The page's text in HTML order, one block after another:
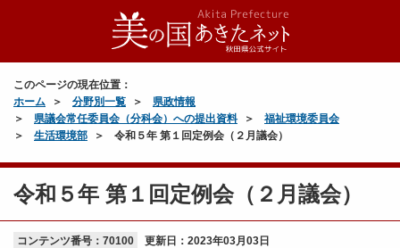
このページの現在位置：
ホーム
分野別一覧
県政情報
県議会常任委員会（分科会）への提出資料
福祉環境委員会
生活環境部
令和５年 第１回定例会（２月議会）
令和５年 第１回定例会（２月議会）
コンテンツ番号：70100 更新日： 2023年03月03日